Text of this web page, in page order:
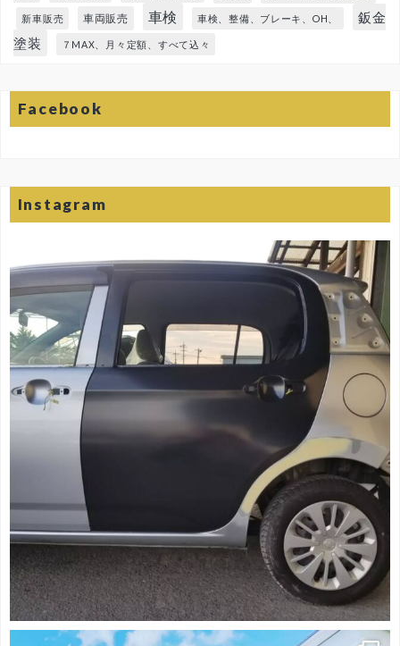
新車販売 車両販売 車検 車検、整備、ブレーキ、OH、
鈑金
塗装
７MAX、月々定額、すべて込々
Facebook
Instagram